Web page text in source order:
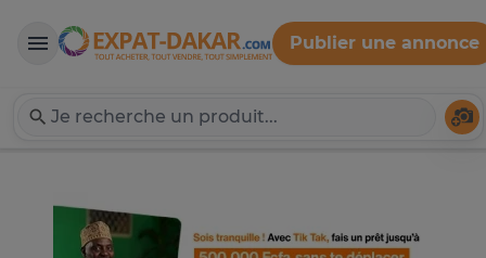
Expat-Dakar
Publier une annonce